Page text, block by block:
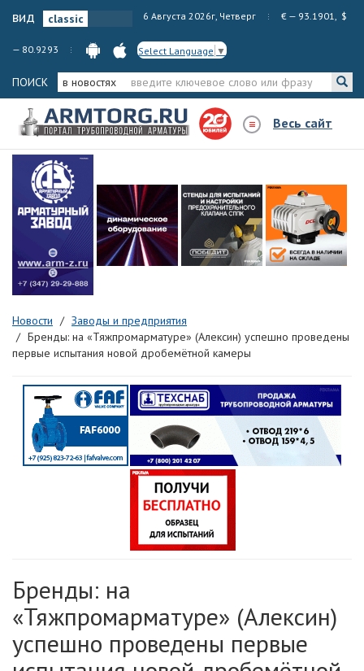
вид 6 Августа 2026г, Четверг € — 93.1901, $
— 80.9293 Select Language ▼
ПОИСК в новостях
Весь сайт
Новости
Заводы и предприятия
Бренды: на «Тяжпромарматуре» (Алексин) успешно проведены
первые испытания новой дробемётной камеры
Бренды: на
«Тяжпромарматуре» (Алексин)
успешно проведены первые